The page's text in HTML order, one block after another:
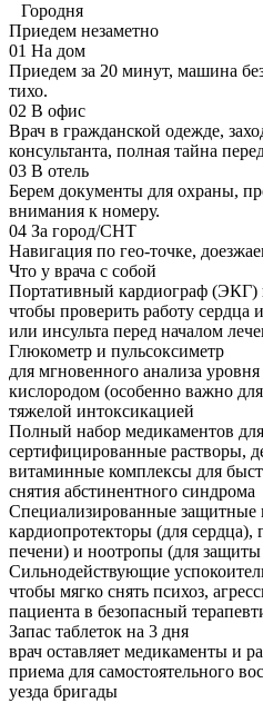
Городня
Приедем незаметно
01 На дом
Приедем за 20 минут, машина
тихо.
02 В офис
Врач в гражданской одежде,
консультанта, полная тайна
03 В отель
Берем документы для охраны,
внимания к номеру.
04 За город/СНТ
Навигация по гео-точке,
Что у врача с собой
Портативный кардиограф (ЭКГ)
чтобы проверить работу сердца
или инсульта перед началом
Глюкометр и пульсоксиметр
для мгновенного анализа
кислородом (особенно важно
тяжелой интоксикацией
Полный набор медикаментов
сертифицированные растворы,
витаминные комплексы для
снятия абстинентного синдрома
Специализированные защитные
кардиопротекторы (для сердца),
печени) и ноотропы (для защиты
Сильнодействующие
чтобы мягко снять психоз,
пациента в безопасный
Запас таблеток на 3 дня
врач оставляет медикаменты и
приема для самостоятельного
уезда бригады